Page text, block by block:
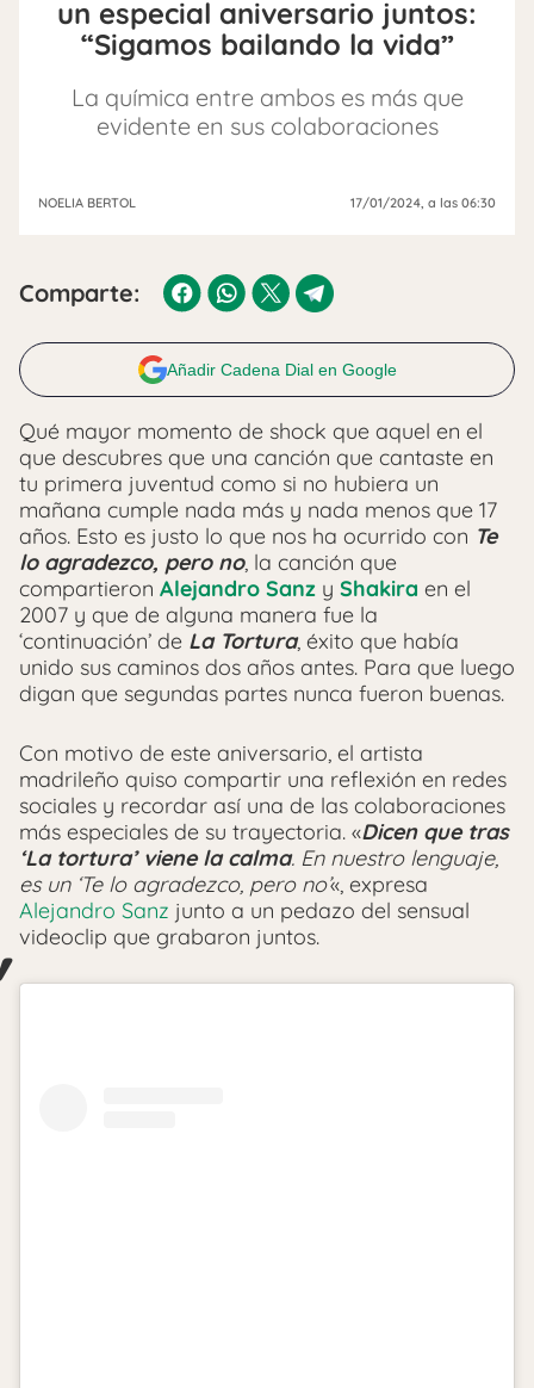
un especial aniversario juntos:
“Sigamos bailando la vida”
La química entre ambos es más que
evidente en sus colaboraciones
NOELIA BERTOL 17/01/2024, a las 06:30
Comparte:
Añadir Cadena Dial en Google
Qué mayor momento de shock que aquel en el
que descubres que una canción que cantaste en
tu primera juventud como si no hubiera un
mañana cumple nada más y nada menos que 17
años. Esto es justo lo que nos ha ocurrido con Te
lo agradezco, pero no, la canción que
compartieron Alejandro Sanz y Shakira en el
2007 y que de alguna manera fue la
‘continuación’ de La Tortura, éxito que había
unido sus caminos dos años antes. Para que luego
digan que segundas partes nunca fueron buenas.
Con motivo de este aniversario, el artista
madrileño quiso compartir una reflexión en redes
sociales y recordar así una de las colaboraciones
más especiales de su trayectoria. «Dicen que tras
‘La tortura’ viene la calma. En nuestro lenguaje,
es un ‘Te lo agradezco, pero no’«, expresa
Alejandro Sanz junto a un pedazo del sensual
videoclip que grabaron juntos.